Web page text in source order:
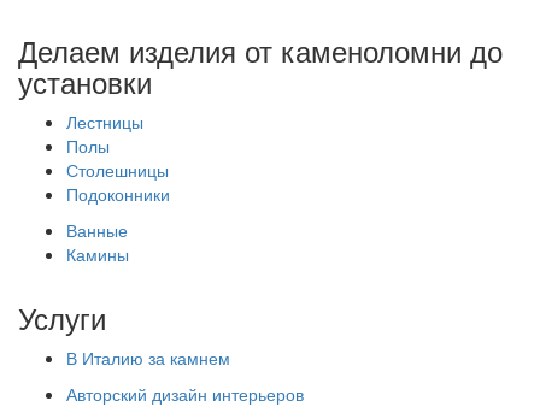
Делаем изделия от каменоломни до
установки
Лестницы
Полы
Столешницы
Подоконники
Ванные
Камины
Услуги
В Италию за камнем
Авторский дизайн интерьеров